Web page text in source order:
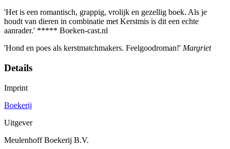
'Het is een romantisch, grappig, vrolijk en gezellig boek. Als je
houdt van dieren in combinatie met Kerstmis is dit een echte
aanrader.' ***** Boeken-cast.nl
'Hond en poes als kerstmatchmakers. Feelgoodroman!' Margriet
Details
Imprint
Boekerij
Uitgever
Meulenhoff Boekerij B.V.